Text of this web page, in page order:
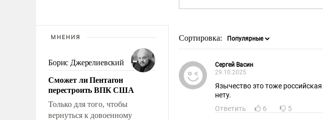
МНЕНИЯ
Борис Джерелиевский
Сможет ли Пентагон
перестроить ВПК США
Только для того, чтобы
вернуться к довоенному
Сортировка:
Сергей Васин
29.10.2025
Язычество это тоже
нету.
Ответить
6 5